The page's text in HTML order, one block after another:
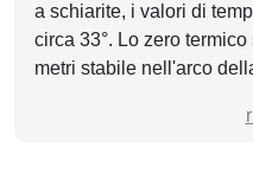
a schiarite, i valori di
circa 33°. Lo zero
metri stabile nell'arco